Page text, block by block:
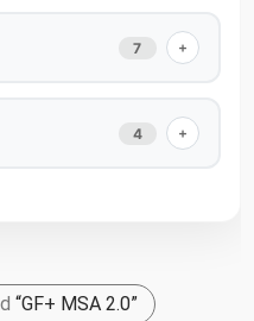
7 +
4 +
“GF+ MSA 2.0”